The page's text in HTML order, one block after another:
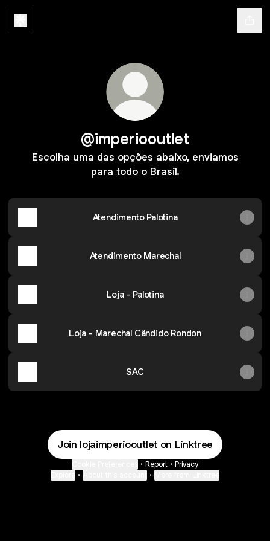
@imperiooutlet
Escolha uma das opções abaixo, enviamos
para todo o Brasil.
Atendimento Palotina
Atendimento Marechal
Loja - Palotina
Loja - Marechal Cândido Rondon
SAC
Join lojaimperiooutlet on Linktree
• Report • Privacy
• •